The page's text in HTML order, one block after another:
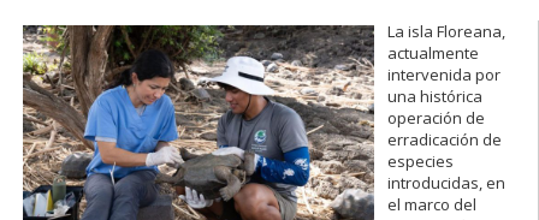
La isla Floreana,
actualmente
intervenida por
una histórica
operación de
erradicación de
especies
introducidas, en
el marco del